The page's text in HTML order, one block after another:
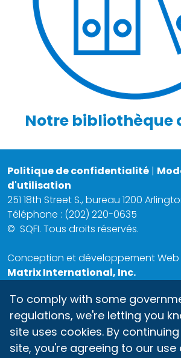
Notre bibliothèque
Politique de confidentialité |
d'utilisation
251 18th Street S., bureau 1200
Téléphone : (202) 220-0635
© SQFI. Tous droits réservés.
Conception et développement
Matrix International, Inc.
To comply with some
regulations, we're letting you
site uses cookies. By
site, you're agreeing to our use